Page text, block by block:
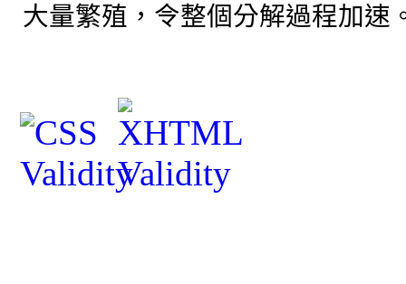
大量繁殖，令整個分解過程加速